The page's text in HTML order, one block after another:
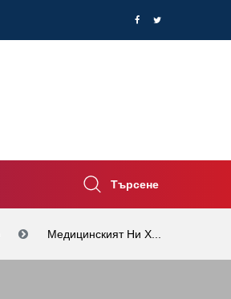
Търсене
Медицинският Ни Х...